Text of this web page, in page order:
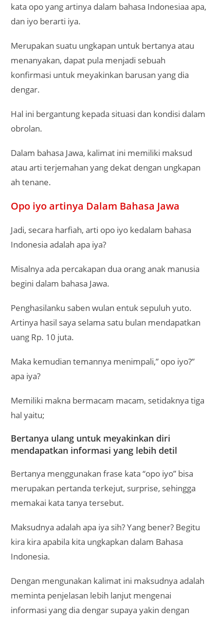
kata opo yang artinya dalam bahasa Indonesiaa apa,
dan iyo berarti iya.
Merupakan suatu ungkapan untuk bertanya atau
menanyakan, dapat pula menjadi sebuah
konfirmasi untuk meyakinkan barusan yang dia
dengar.
Hal ini bergantung kepada situasi dan kondisi dalam
obrolan.
Dalam bahasa Jawa, kalimat ini memiliki maksud
atau arti terjemahan yang dekat dengan ungkapan
ah tenane.
Opo iyo artinya Dalam Bahasa Jawa
Jadi, secara harfiah, arti opo iyo kedalam bahasa
Indonesia adalah apa iya?
Misalnya ada percakapan dua orang anak manusia
begini dalam bahasa Jawa.
Penghasilanku saben wulan entuk sepuluh yuto.
Artinya hasil saya selama satu bulan mendapatkan
uang Rp. 10 juta.
Maka kemudian temannya menimpali,” opo iyo?”
apa iya?
Memiliki makna bermacam macam, setidaknya tiga
hal yaitu;
Bertanya ulang untuk meyakinkan diri
mendapatkan informasi yang lebih detil
Bertanya menggunakan frase kata “opo iyo” bisa
merupakan pertanda terkejut, surprise, sehingga
memakai kata tanya tersebut.
Maksudnya adalah apa iya sih? Yang bener? Begitu
kira kira apabila kita ungkapkan dalam Bahasa
Indonesia.
Dengan mengunakan kalimat ini maksudnya adalah
meminta penjelasan lebih lanjut mengenai
informasi yang dia dengar supaya yakin dengan